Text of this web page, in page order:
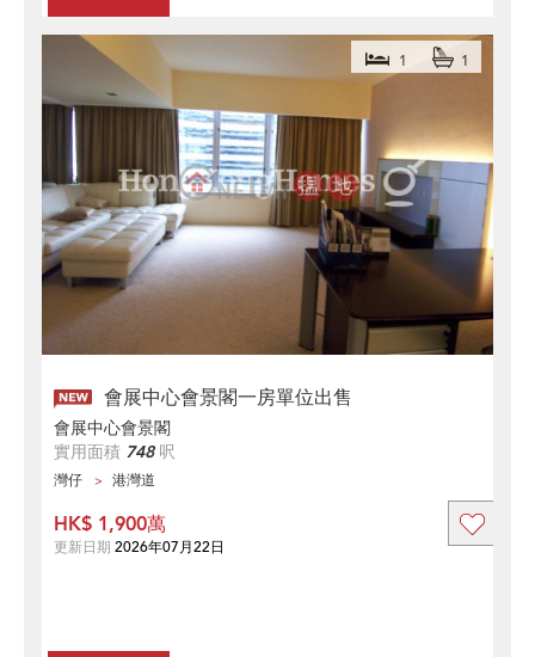
會展中心會景閣一房單位出售
1 1
會展中心會景閣
實用面積 748呎
灣仔 港灣道
HK$ 1,900萬
更新日期 2026年07月22日